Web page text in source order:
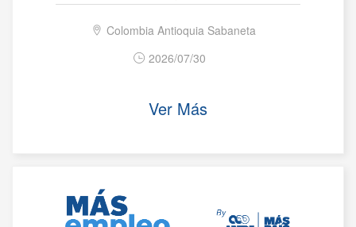
Colombia Antioquia Sabaneta
2026/07/30
Ver Más